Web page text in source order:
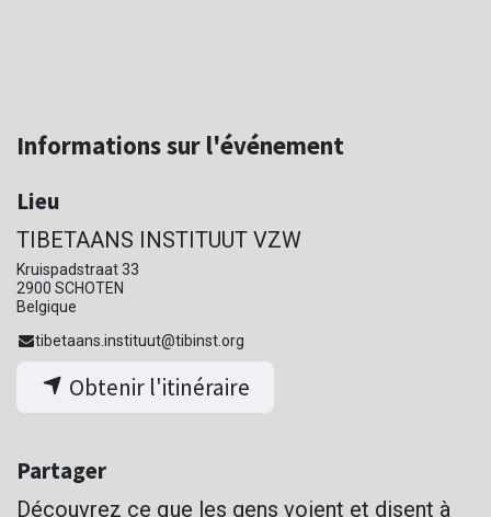
Informations sur l'événement
Lieu
TIBETAANS INSTITUUT VZW
Kruispadstraat 33
2900 SCHOTEN
Belgique
tibetaans.instituut@tibinst.org
Obtenir l'itinéraire
Partager
Découvrez ce que les gens voient et disent à